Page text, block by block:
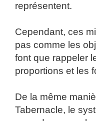
représentent.
Cependant, ces
pas comme les
font que rappeler
proportions et les
De la même
Tabernacle, le